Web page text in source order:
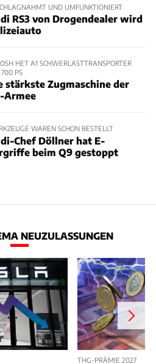
UND UMFUNKTIONIERT
RS3 von Drogendealer wird
HET A1 SCHWERLASTTRANSPORTER
PS
stärkste Zugmaschine der
Armee
WAREN SCHON BESTELLT
Chef Döllner hat E-
beim Q9 gestoppt
NEUZULASSUNGEN
THG-PRÄMIE 2027